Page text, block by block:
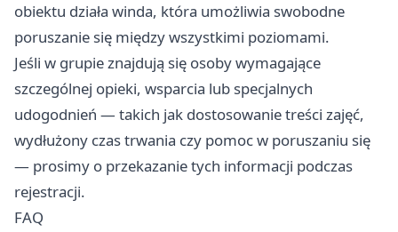
obiektu działa winda, która umożliwia swobodne
poruszanie się między wszystkimi poziomami.
Jeśli w grupie znajdują się osoby wymagające
szczególnej opieki, wsparcia lub specjalnych
udogodnień — takich jak dostosowanie treści zajęć,
wydłużony czas trwania czy pomoc w poruszaniu się
— prosimy o przekazanie tych informacji podczas
rejestracji.
FAQ